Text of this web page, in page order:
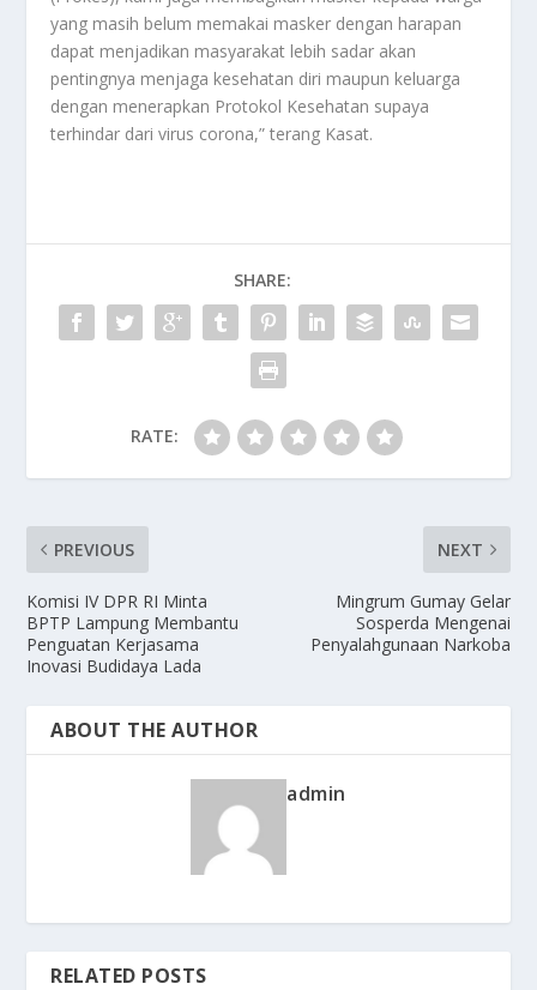
yang masih belum memakai masker dengan harapan
dapat menjadikan masyarakat lebih sadar akan
pentingnya menjaga kesehatan diri maupun keluarga
dengan menerapkan Protokol Kesehatan supaya
terhindar dari virus corona,” terang Kasat.
SHARE:
RATE:
PREVIOUS
Komisi IV DPR RI Minta
BPTP Lampung Membantu
Penguatan Kerjasama
Inovasi Budidaya Lada
NEXT
Mingrum Gumay Gelar
Sosperda Mengenai
Penyalahgunaan Narkoba
ABOUT THE AUTHOR
admin
RELATED POSTS